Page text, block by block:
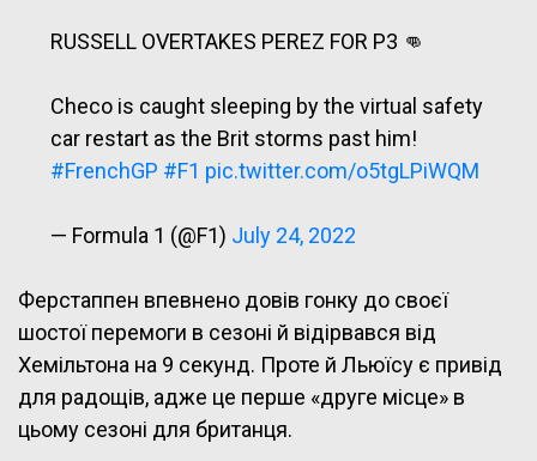
RUSSELL OVERTAKES PEREZ FOR P3 👊
Checo is caught sleeping by the virtual safety
car restart as the Brit storms past him!
#FrenchGP #F1 pic.twitter.com/o5tgLPiWQM
— Formula 1 (@F1) July 24, 2022
Ферстаппен впевнено довів гонку до своєї
шостої перемоги в сезоні й відірвався від
Хемільтона на 9 секунд. Проте й Льюїсу є привід
для радощів, адже це перше «друге місце» в
цьому сезоні для британця.